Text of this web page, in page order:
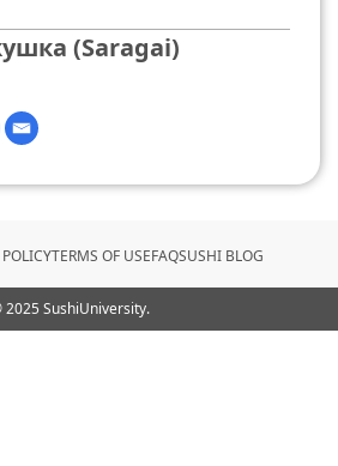
(Saragai)
TERMS OF USEFAQSUSHI BLOG
SushiUniversity.